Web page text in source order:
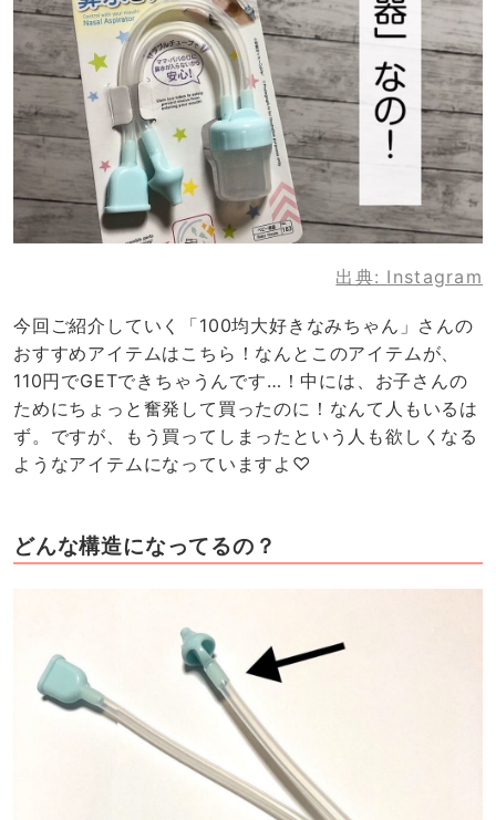
出典: Instagram
今回ご紹介していく「100均大好きなみちゃん」さんの
おすすめアイテムはこちら！なんとこのアイテムが、
110円でGETできちゃうんです…！中には、お子さんの
ためにちょっと奮発して買ったのに！なんて人もいるは
ず。ですが、もう買ってしまったという人も欲しくなる
ようなアイテムになっていますよ♡
どんな構造になってるの？